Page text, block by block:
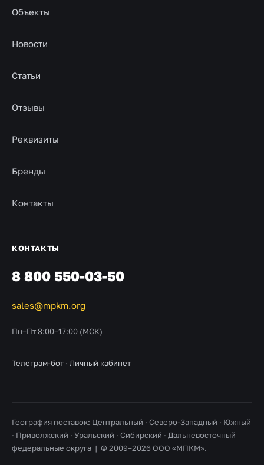
Объекты
Новости
Статьи
Отзывы
Реквизиты
Бренды
Контакты
КОНТАКТЫ
8 800 550-03-50
sales@mpkm.org
Пн–Пт 8:00–17:00 (МСК)
Телеграм-бот · Личный кабинет
География поставок: Центральный · Северо-Западный · Южный
· Приволжский · Уральский · Сибирский · Дальневосточный
федеральные округа | © 2009–2026 ООО «МПКМ».